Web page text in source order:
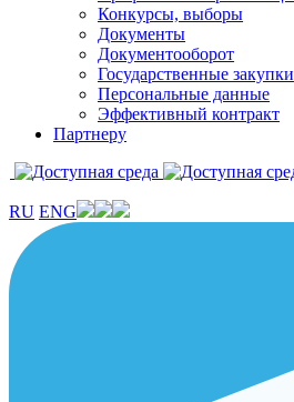
Конкурсы, выборы
Документы
Документооборот
Государственные закупки
Персональные данные
Эффективный контракт
Партнеру
RU ENG